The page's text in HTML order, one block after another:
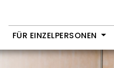
FÜR EINZELPERSONEN